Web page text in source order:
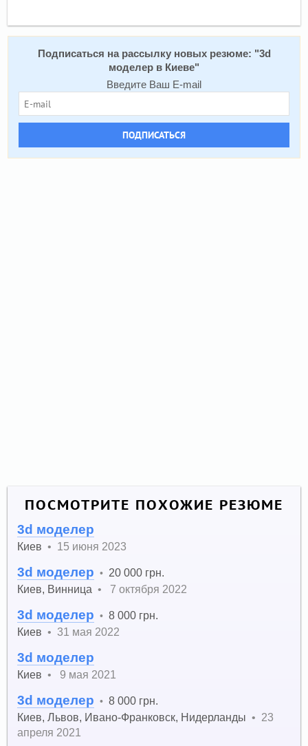
Подписаться на рассылку новых резюме: "3d
моделер в Киеве"
Введите Ваш E-mail
ПОДПИСАТЬСЯ
ПОСМОТРИТЕ ПОХОЖИЕ РЕЗЮМЕ
3d моделер
Киев • 15 июня 2023
3d моделер • 20 000 грн.
Киев, Винница • 7 октября 2022
3d моделер •8 000 грн.
Киев •31 мая 2022
3d моделер
Киев • 9 мая 2021
3d моделер •8 000 грн.
Киев,Львов, Ивано-Франковск, Нидерланды • 23
апреля 2021